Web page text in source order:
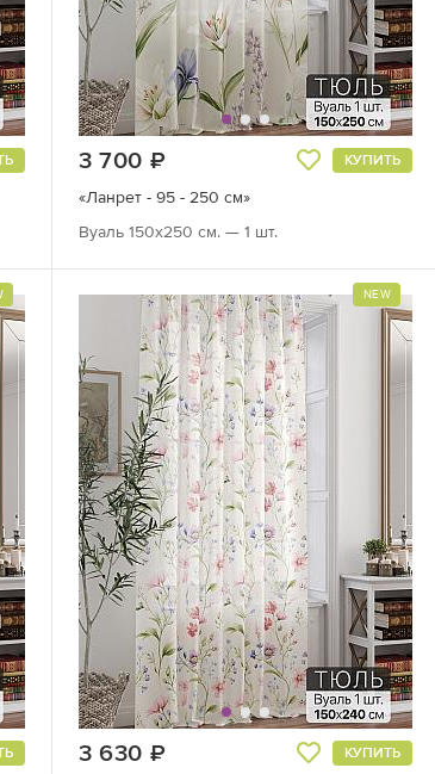
3 700 КУПИТЬ
«Ланрет - 95 - 250 см»
Вуаль 150х250 см. — 1 шт.
NEW
3 630 КУПИТЬ